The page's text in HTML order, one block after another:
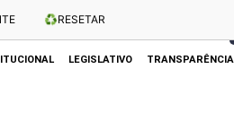
♻️RESETAR
das Sessões: Terças e Quartas às 10h
LEGISLATIVO TRANSPARÊNCIA